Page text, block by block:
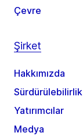
Çevre
Şirket
Hakkımızda
Sürdürülebilirlik
Yatırımcılar
Medya